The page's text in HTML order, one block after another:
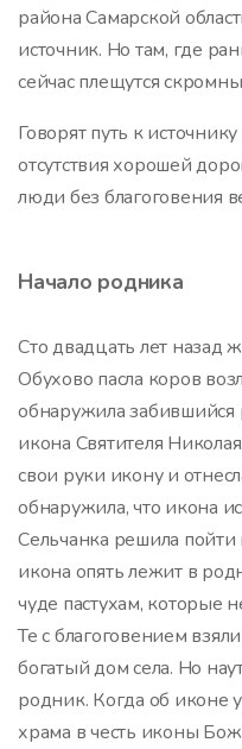
района Самарской
источник. Но там, где
сейчас плещутся
Говорят путь к
отсутствия хорошей
люди без благоговения
Начало родника
Сто двадцать лет назад
Обухово пасла коров
обнаружила забившийся
икона Святителя
свои руки икону и
обнаружила, что икона
Сельчанка решила пойти
икона опять лежит в
чуде пастухам, которые
Те с благоговением
богатый дом села. Но
родник. Когда об иконе
храма в честь иконы